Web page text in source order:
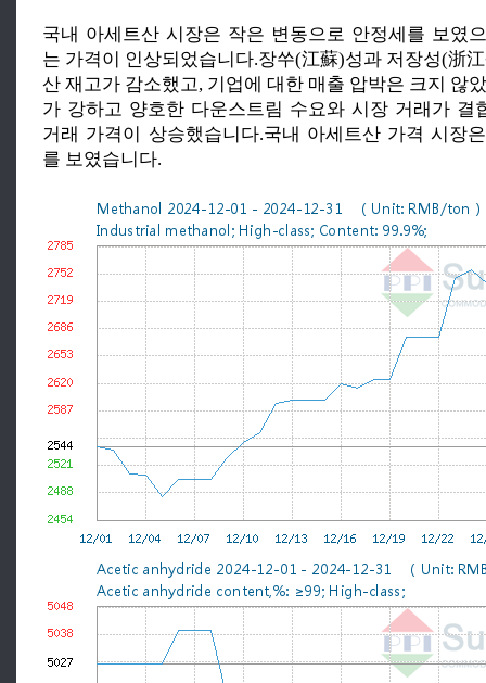
국내 아세트산 시장은 작은 변동으로 안정세를 보였
는 가격이 인상되었습니다.장쑤(江蘇)성과 저장성(浙
산 재고가 감소했고, 기업에 대한 매출 압박은 크지 않
가 강하고 양호한 다운스트림 수요와 시장 거래가 결
거래 가격이 상승했습니다.국내 아세트산 가격 시장
를 보였습니다.